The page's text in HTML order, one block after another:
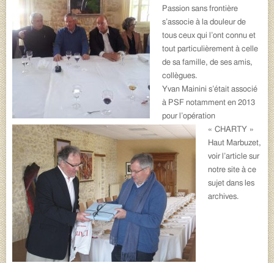
Passion sans frontière
s’associe à la douleur de
tous ceux qui l’ont connu et
tout particulièrement à celle
de sa famille, de ses amis,
collègues.
Yvan Mainini s’était associé
à PSF notamment en 2013
pour l’opération
« CHARTY »
Haut Marbuzet,
voir l’article sur
notre site à ce
sujet dans les
archives.